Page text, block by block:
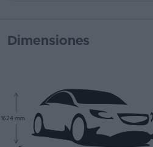
Dimensiones
1624 mm